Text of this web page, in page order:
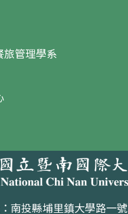
旅管理學系
南投縣埔里鎮大學路一號